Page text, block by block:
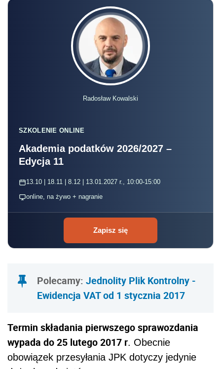
Radosław Kowalski
SZKOLENIE ONLINE
Akademia podatków 2026/2027 –
Edycja 11
13.10 | 18.11 | 8.12 | 13.01.2027 r., 10:00-15:00
online, na żywo + nagranie
Zapisz się
Polecamy: Jednolity Plik Kontrolny -
Ewidencja VAT od 1 stycznia 2017
Termin składania pierwszego sprawozdania
wypada do 25 lutego 2017 r. Obecnie
obowiązek przesyłania JPK dotyczy jedynie